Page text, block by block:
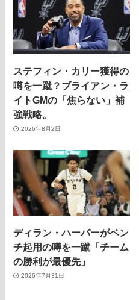
ステフィン・カリー獲得の
噂を一蹴？ブライアン・ラ
イトGMの「焦らない」補
強戦略。
2026年8月2日
ディラン・ハーパーがベン
チ起用の噂を一蹴「チーム
の勝利が最優先」
2026年7月31日